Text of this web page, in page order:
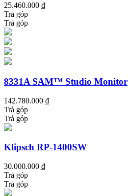
25.460.000 ₫
Trả góp
Trả góp
8331A SAM™ Studio Monitor
142.780.000 ₫
Trả góp
Trả góp
Klipsch RP-1400SW
30.000.000 ₫
Trả góp
Trả góp